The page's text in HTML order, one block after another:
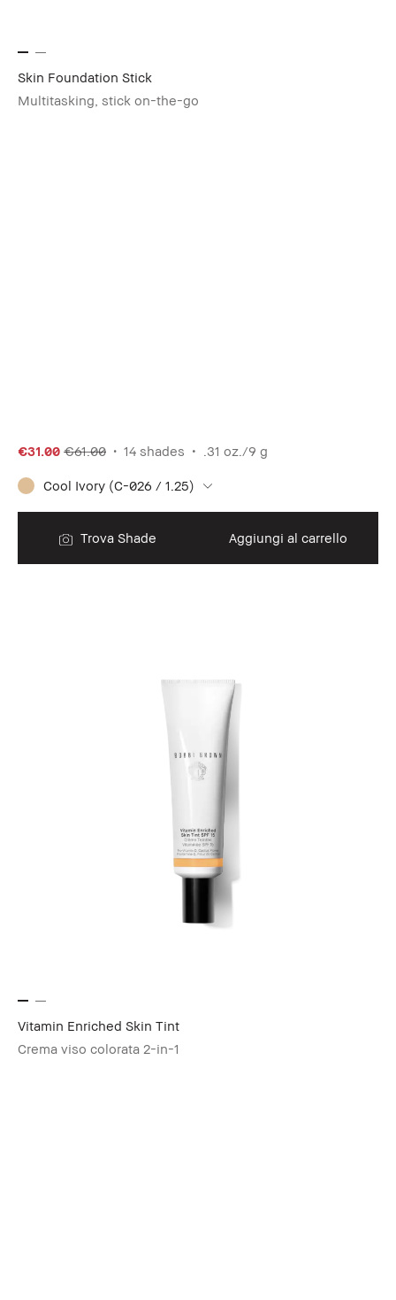
Skin Foundation Stick
Multitasking, stick on-the-go
€31.00 €61.00 14 shades .31 oz./9 g
Cool Ivory (C-026 / 1.25)
Trova Shade Aggiungi al carrello
Vitamin Enriched Skin Tint
Crema viso colorata 2-in-1